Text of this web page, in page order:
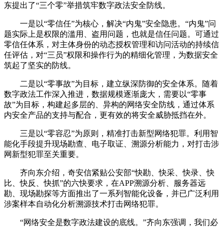
东提出了“三个零”举措筑牢数字政法安全防线。
一是以“零信任”为核心，解决“内鬼”安全隐患。“内鬼”问
题实际上是权限的滥用、盗用问题，也就是信任问题。可通过
零信任体系，对主体身份的动态授权管理和访问活动的持续信
任评估，对“三员”权限和操作行为的精细化管理，为数据安全
筑起了坚实的防线。
二是以“零事故”为目标，建立纵深防御的安全体系。随着
数字政法工作深入推进，数据规模逐渐庞大，需要以“零事
故”为目标，构建起多层的、异构的网络安全防线，通过体系
内安全产品的支持与配合，更有效的将安全威胁抵挡在外。
三是以“零容忍”为原则，精准打击新型网络犯罪。利用智
能化手段提升现场勘查、电子取证、溯源分析能力，对打击涉
网新型犯罪至关重要。
齐向东介绍，奇安信紧贴公安部“快勘、快采、快录、快
比、快反、快抓”的六快要求，在APP溯源分析、服务器远
勘、现场勘探等方面推出了一系列智能化设备，并已广泛利用
涉案样本自动化分析溯源技术打击网络犯罪。
“网络安全是数字政法建设的底线。”齐向东强调，我们必